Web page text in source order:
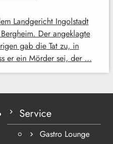
Landgericht Ingolstadt
Der angeklagte
gab die Tat zu, in
er ein Mörder sei, der …
Service
Gastro Lounge